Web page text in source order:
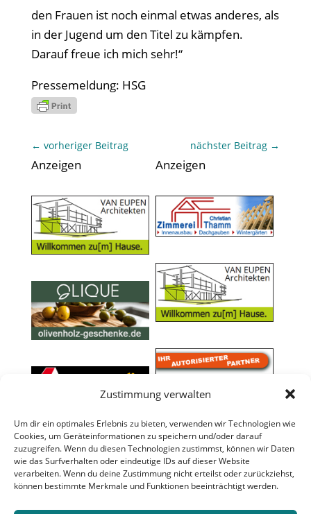
Zustimmung verwalten
Um dir ein optimales Erlebnis zu bieten, verwenden wir Technologien wie
Cookies, um Geräteinformationen zu speichern und/oder darauf
zuzugreifen. Wenn du diesen Technologien zustimmst, können wir Daten
wie das Surfverhalten oder eindeutige IDs auf dieser Website
verarbeiten. Wenn du deine Zustimmung nicht erteilst oder zurückziehst,
können bestimmte Merkmale und Funktionen beeinträchtigt werden.
den Frauen ist noch einmal etwas anderes, als
in der Jugend um den Titel zu kämpfen.
Darauf freue ich mich sehr!“
Pressemeldung: HSG
← vorheriger Beitrag nächster Beitrag →
Anzeigen Anzeigen